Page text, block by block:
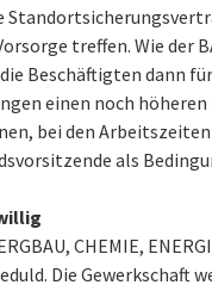
treffen. Wie der
Beschäftigten dann
einen noch
bei den
als
CHEMIE,
Die Gewerkschaft